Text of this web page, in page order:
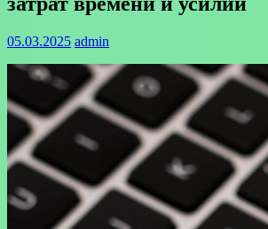
05.03.2025 admin